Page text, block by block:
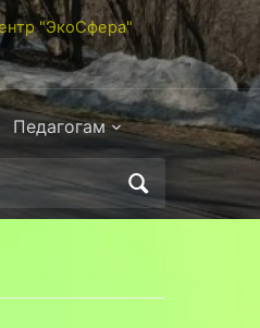
"ЭкоСфера"
Педагогам